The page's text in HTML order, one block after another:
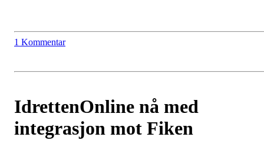
1 Kommentar
IdrettenOnline nå med
integrasjon mot Fiken